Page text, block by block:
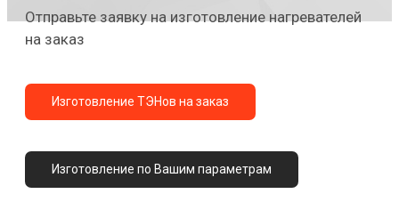
Отправьте заявку на изготовление нагревателей
на заказ
Изготовление ТЭНов на заказ
Изготовление по Вашим параметрам